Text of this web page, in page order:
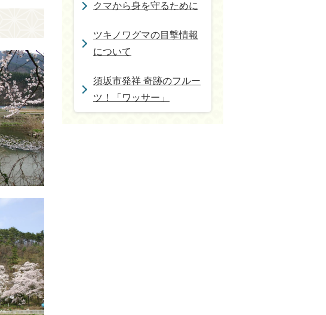
クマから身を守るために
ツキノワグマの目撃情報
について
須坂市発祥 奇跡のフルー
ツ！「ワッサー」